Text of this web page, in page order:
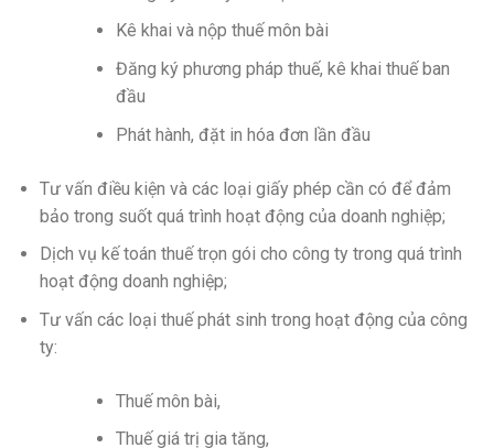
Kê khai và nộp thuế môn bài
Đăng ký phương pháp thuế, kê khai thuế ban
đầu
Phát hành, đặt in hóa đơn lần đầu
Tư vấn điều kiện và các loại giấy phép cần có để đảm
bảo trong suốt quá trình hoạt động của doanh nghiệp;
Dịch vụ kế toán thuế trọn gói cho công ty trong quá trình
hoạt động doanh nghiệp;
Tư vấn các loại thuế phát sinh trong hoạt động của công
ty:
Thuế môn bài,
Thuế giá trị gia tăng,